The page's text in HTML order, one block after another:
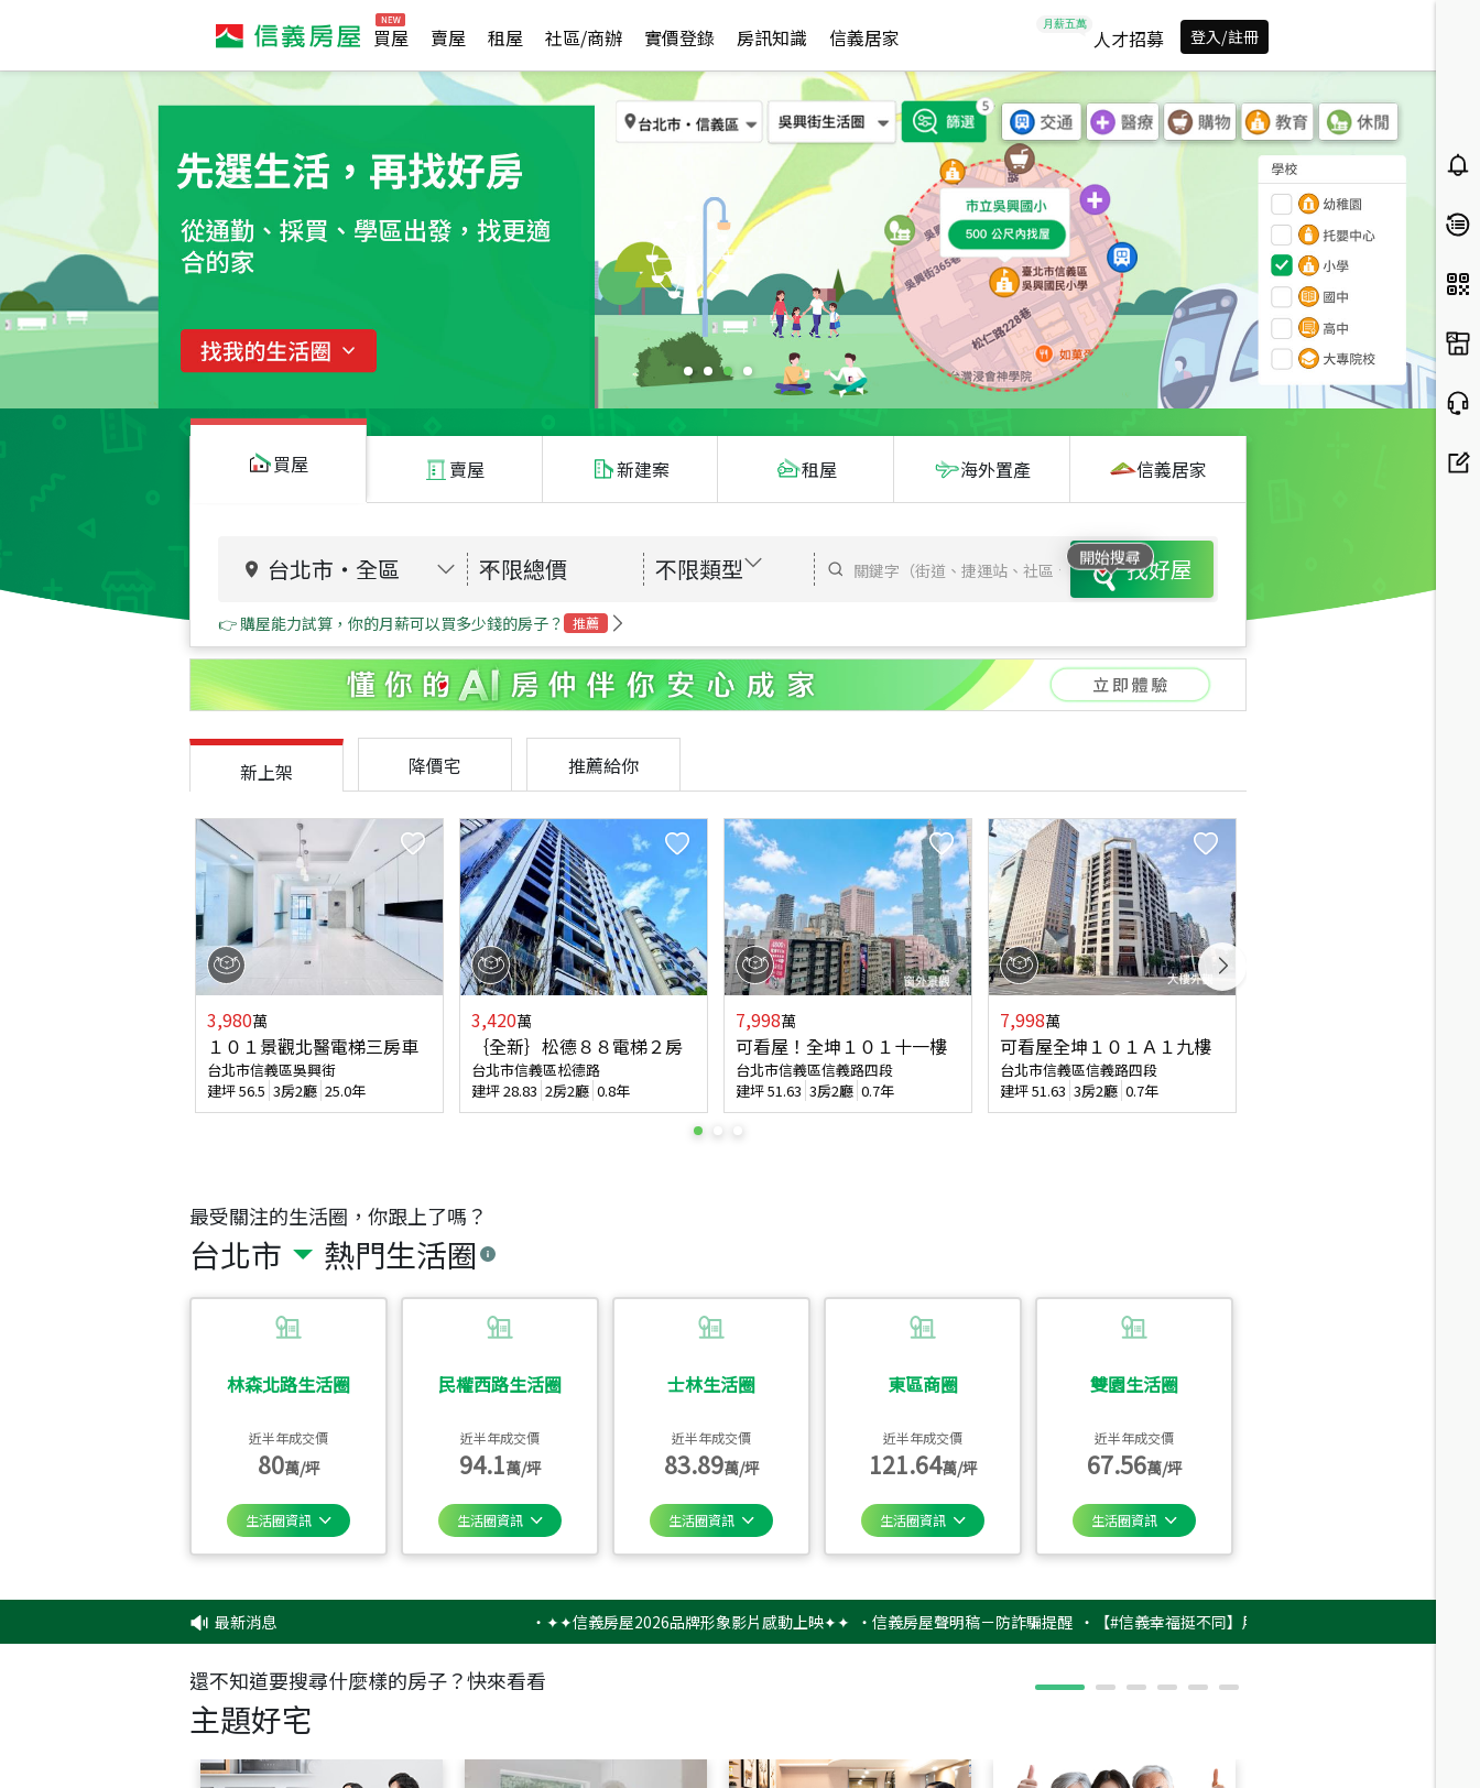
買屋 賣屋 租屋 社區/商辦 實價登錄 房訊知識 信義居家 人才招募 登入/註冊
買屋 賣屋 新建案 租屋 海外置產 信義居家
台北市 ・ 全區 不限總價 不限類型
開始搜尋
找好屋
👉 購屋能力試算，你的月薪可以買多少錢的房子？ 推薦
最受關注的生活圈，你跟上了嗎？
台北市 熱門生活圈
林森北路生活圈
近半年成交價
80萬/坪
生活圈資訊
民權西路生活圈
近半年成交價
94.1萬/坪
生活圈資訊
士林生活圈
近半年成交價
83.89萬/坪
生活圈資訊
東區商圈
近半年成交價
121.64萬/坪
生活圈資訊
雙園生活圈
近半年成交價
67.56萬/坪
生活圈資訊
新上架 降價宅 推薦給你
3,980萬
１０１景觀北醫電梯三房車
台北市信義區吳興街
建坪56.5 3房2廳 25.0年
3,420萬
｛全新｝松德８８電梯２房
台北市信義區松德路
建坪28.83 2房2廳 0.8年
7,998萬
可看屋！全坤１０１十一樓
台北市信義區信義路四段
建坪51.63 3房2廳 0.7年
7,998萬
可看屋全坤１０１Ａ１九樓
台北市信義區信義路四段
建坪51.63 3房2廳 0.7年
最新消息 ✦✦信義房屋2026品牌形象影片感動上映✦✦ ‧信義房屋聲明稿－防詐騙提醒 ‧【#信義幸福挺不同】用實力，讓升職免抽號碼牌！最新雇主品
還不知道要搜尋什麼樣的房子？快來看看
主題好宅